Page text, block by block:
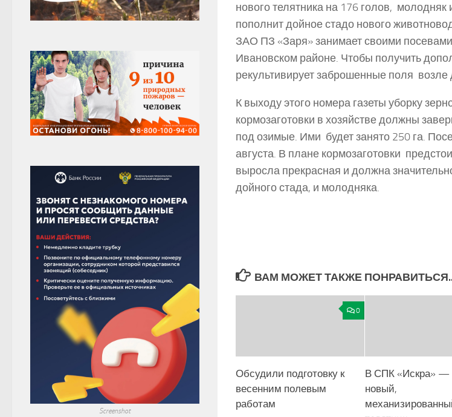
нового телятника на 176 голов, молодняк
пополнит дойное стадо нового
ЗАО ПЗ «Заря» занимает своими
Ивановском районе. Чтобы получить
рекультивирует заброшенные поля возле
К выходу этого номера газеты уборку
кормозаготовки в хозяйстве должны
под озимые. Ими будет занято 250 га.
августа. В плане кормозаготовки
выросла прекрасная и должна
дойного стада, и молодняка.
ВАМ МОЖЕТ ТАКЖЕ
0
Обсудили подготовку к
весенним полевым
работам
В СПК «Искра» —
новый,
Screenshot